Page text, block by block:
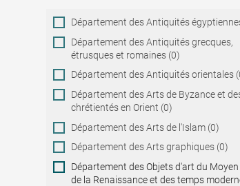
Collection
Département des Antiquités
Département des Antiquités grecques,
étrusques et romaines (0)
Département des Antiquités orientales
Département des Arts de Byzance et
chrétientés en Orient (0)
Département des Arts de l'Islam (0)
Département des Arts graphiques (0)
Département des Objets d'art du Moyen
de la Renaissance et des temps